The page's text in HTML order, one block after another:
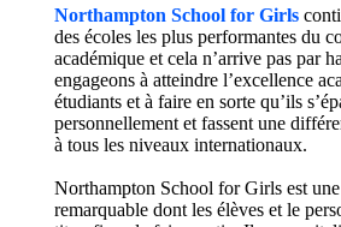
Northampton School for Girls
des écoles les plus performantes du
académique et cela n’arrive pas par
engageons à atteindre l’excellence
étudiants et à faire en sorte qu’ils
personnellement et fassent une
à tous les niveaux internationaux.
Northampton School for Girls est
remarquable dont les élèves et le